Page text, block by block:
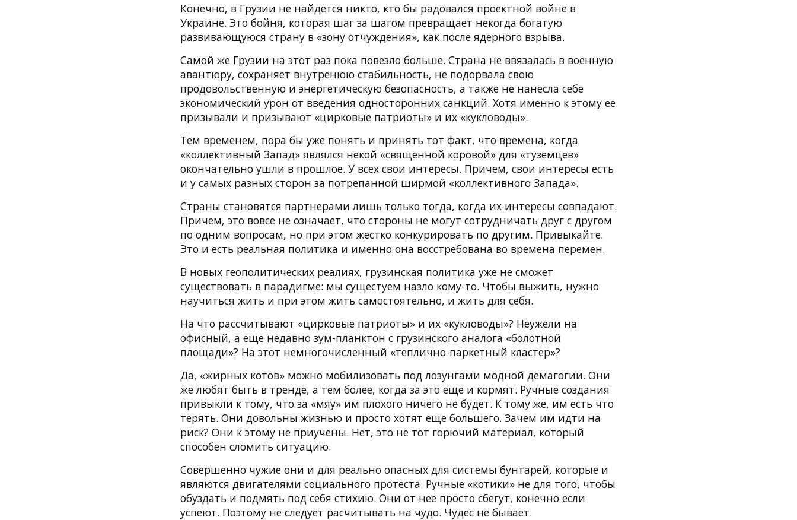
Конечно, в Грузии не найдется никто, кто бы радовался проектной войне в
Украине. Это бойня, которая шаг за шагом превращает некогда богатую
развивающуюся страну в «зону отчуждения», как после ядерного взрыва.
Самой же Грузии на этот раз пока повезло больше. Страна не ввязалась в военную
авантюру, сохраняет внутренюю стабильность, не подорвала свою
продовольственную и энергетическую безопасность, а также не нанесла себе
экономический урон от введения односторонних санкций. Хотя именно к этому ее
призывали и призывают «цирковые патриоты» и их «кукловоды».
Тем временем, пора бы уже понять и принять тот факт, что времена, когда
«коллективный Запад» являлся некой «священной коровой» для «туземцев»
окончательно ушли в прошлое. У всех свои интересы. Причем, свои интересы есть
и у самых разных сторон за потрепанной ширмой «коллективного Запада».
Страны становятся партнерами лишь только тогда, когда их интересы совпадают.
Причем, это вовсе не означает, что стороны не могут сотрудничать друг с другом
по одним вопросам, но при этом жестко конкурировать по другим. Привыкайте.
Это и есть реальная политика и именно она восстребована во времена перемен.
В новых геополитических реалиях, грузинская политика уже не сможет
существовать в парадигме: мы сущестуем назло кому-то. Чтобы выжить, нужно
научиться жить и при этом жить самостоятельно, и жить для себя.
На что рассчитывают «цирковые патриоты» и их «кукловоды»? Неужели на
офисный, а еще недавно зум-планктон с грузинского аналога «болотной
площади»? На этот немногочисленный «теплично-паркетный кластер»?
Да, «жирных котов» можно мобилизовать под лозунгами модной демагогии. Они
же любят быть в тренде, а тем более, когда за это еще и кормят. Ручные создания
привыкли к тому, что за «мяу» им плохого ничего не будет. К тому же, им есть что
терять. Они довольны жизнью и просто хотят еще большего. Зачем им идти на
риск? Они к этому не приучены. Нет, это не тот горючий материал, который
способен сломить ситуацию.
Совершенно чужие они и для реально опасных для системы бунтарей, которые и
являются двигателями социального протеста. Ручные «котики» не для того, чтобы
обуздать и подмять под себя стихию. Они от нее просто сбегут, конечно если
успеют. Поэтому не следует расчитывать на чудо. Чудес не бывает.